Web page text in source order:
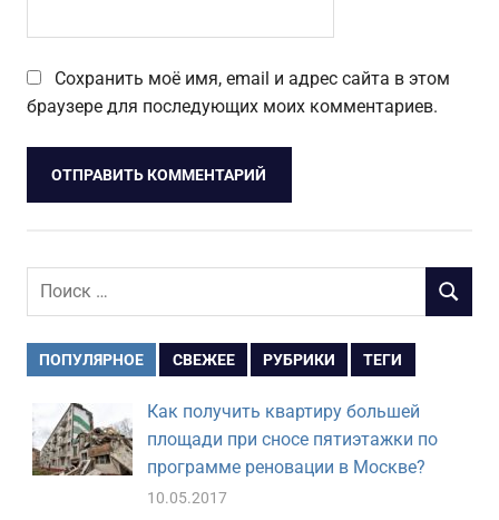
Сохранить моё имя, email и адрес сайта в этом
браузере для последующих моих комментариев.
Поиск
ПОИСК
ПОПУЛЯРНОЕ СВЕЖЕЕ РУБРИКИ ТЕГИ
Как получить квартиру большей
площади при сносе пятиэтажки по
программе реновации в Москве?
10.05.2017